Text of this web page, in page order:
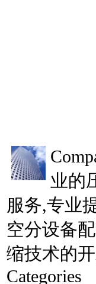
业的
服务,专业
空分设备
缩技术的
Categories